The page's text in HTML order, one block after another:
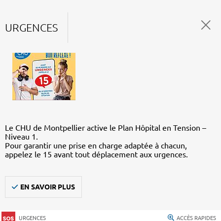
URGENCES
Le CHU de Montpellier active le Plan Hôpital en Tension –
Niveau 1.
Pour garantir une prise en charge adaptée à chacun,
appelez le 15 avant tout déplacement aux urgences.
EN SAVOIR PLUS
URGENCES ACCÈS RAPIDES